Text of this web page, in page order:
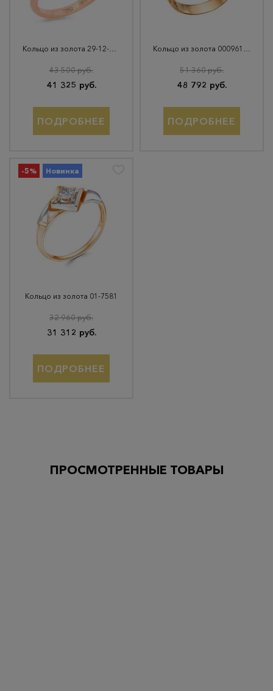
41 325 руб.
43 500 руб.
ПОДРОБНЕЕ
48 792 руб.
51 360 руб.
ПОДРОБНЕЕ
-5% Новинка
Кольцо из золота 01-7581
31 312 руб.
32 960 руб.
ПОДРОБНЕЕ
ПРОСМОТРЕННЫЕ ТОВАРЫ